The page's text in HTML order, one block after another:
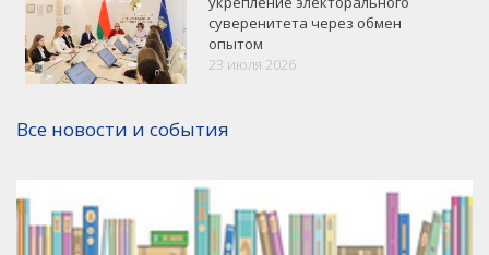
VK Google+ Facebook
суверенитета через обмен
опытом
23 июля 2026
Все новости и события